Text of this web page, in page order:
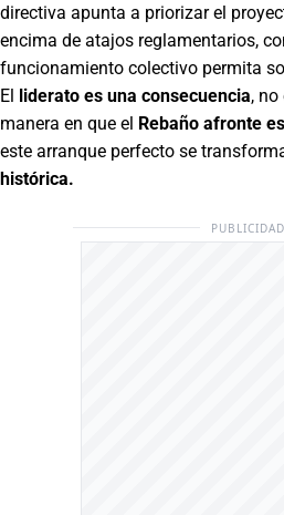
directiva apunta a priorizar el
encima de atajos reglamentarios,
funcionamiento colectivo permita
El liderato es una consecuencia,
manera en que el Rebaño afronte
este arranque perfecto se
histórica.
PUBLICIDAD